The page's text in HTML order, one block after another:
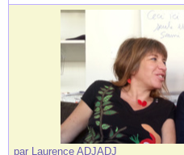
par Laurence ADJADJ